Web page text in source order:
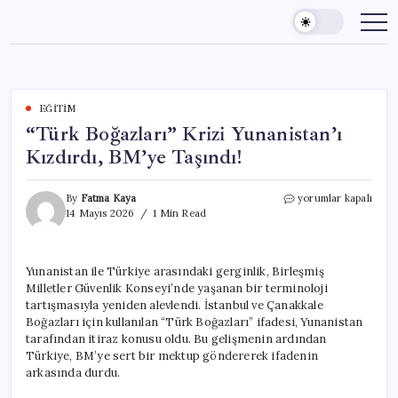
content
EĞITIM
“Türk Boğazları” Krizi Yunanistan’ı
Kızdırdı, BM’ye Taşındı!
By Fatma Kaya
14 Mayıs 2026
1 Min Read
“Türk
BM’ye
Taşındı!
için
yorumlar kapalı
Yunanistan ile Türkiye arasındaki gerginlik, Birleşmiş
Milletler Güvenlik Konseyi’nde yaşanan bir terminoloji
tartışmasıyla yeniden alevlendi. İstanbul ve Çanakkale
Boğazları için kullanılan “Türk Boğazları” ifadesi, Yunanistan
tarafından itiraz konusu oldu. Bu gelişmenin ardından
Türkiye, BM’ye sert bir mektup göndererek ifadenin
arkasında durdu.